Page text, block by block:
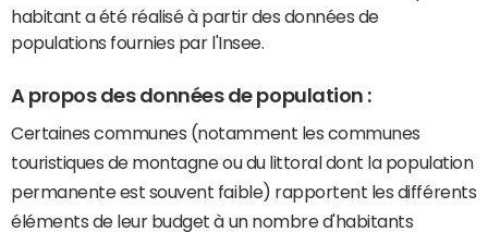
habitant a été réalisé à partir des données de
populations fournies par l'Insee.
A propos des données de population :
Certaines communes (notamment les communes
touristiques de montagne ou du littoral dont la population
permanente est souvent faible) rapportent les différents
éléments de leur budget à un nombre d'habitants